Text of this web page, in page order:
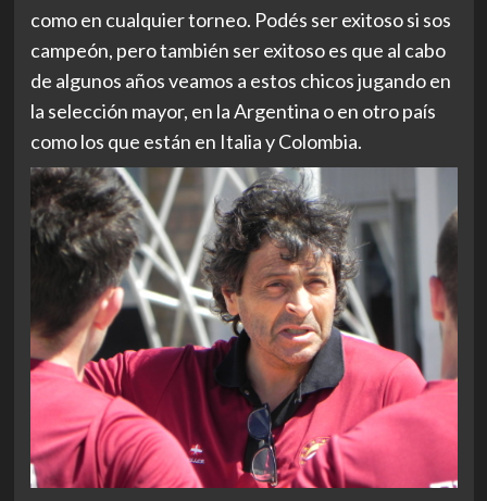
como en cualquier torneo. Podés ser exitoso si sos
campeón, pero también ser exitoso es que al cabo
de algunos años veamos a estos chicos jugando en
la selección mayor, en la Argentina o en otro país
como los que están en Italia y Colombia.